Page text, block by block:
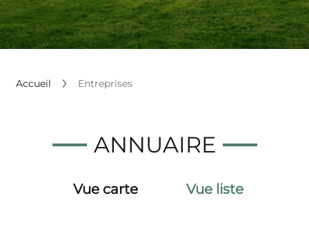
Accueil Entreprises
ANNUAIRE
Vue carte Vue liste